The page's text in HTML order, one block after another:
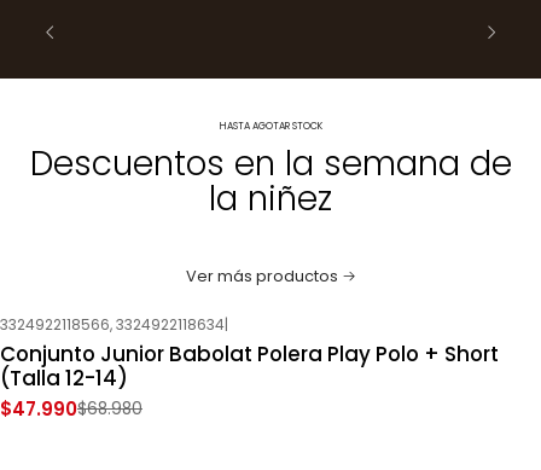
HASTA AGOTAR STOCK
Descuentos en la semana de
la niñez
Ver más productos
-30%OFF
Nuevo
3324922118566, 3324922118634|
Conjunto Junior Babolat Polera Play Polo + Short
(Talla 12-14)
$47.990$68.980